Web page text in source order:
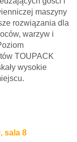
maszyny
rozwiązania dla
warzyw i
TOUPACK
wysokie
sala 8